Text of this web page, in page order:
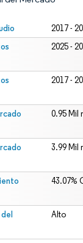
2017 -
2025 -
2017 -
0.95 Mil
3.99 Mil
43.07%
Alto